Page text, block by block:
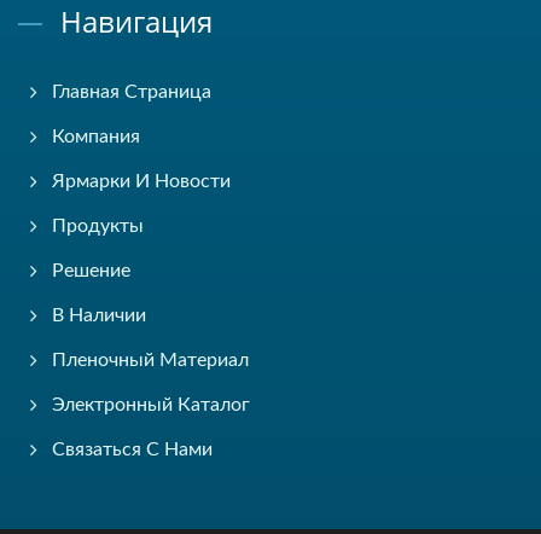
Навигация
Главная Страница
Компания
Ярмарки И Новости
Продукты
Решение
В Наличии
Пленочный Материал
Электронный Каталог
Связаться С Нами